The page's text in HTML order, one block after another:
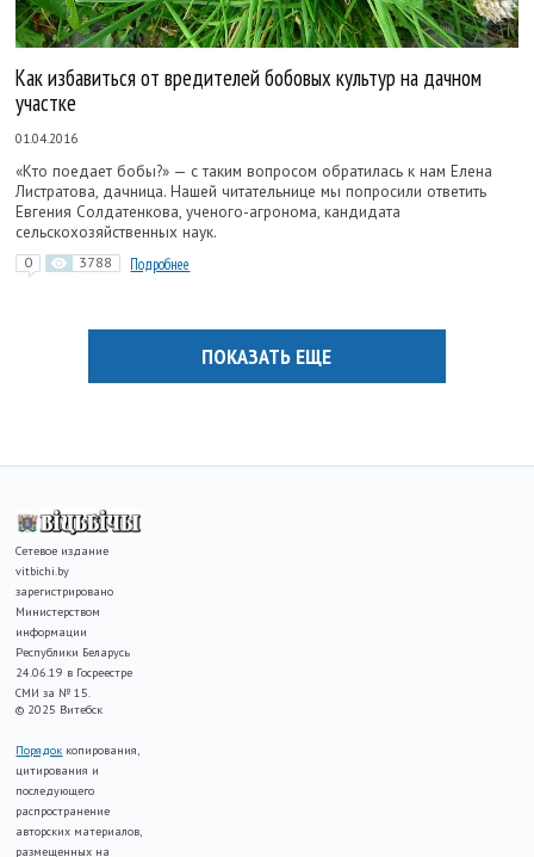
Как избавиться от вредителей бобовых культур на дачном
участке
01.04.2016
«Кто поедает бобы?» — с таким вопросом обратилась к нам Елена
Листратова, дачница. Нашей читательнице мы попросили ответить
Евгения Солдатенкова, ученого-агронома, кандидата
сельскохозяйственных наук.
0 3788 Подробнее
ПОКАЗАТЬ ЕЩЕ
Сетевое издание
vitbichi.by
зарегистрировано
Министерством
информации
Республики Беларусь
24.06.19 в Госреестре
СМИ за № 15.
© 2025 Витебск
Порядок копирования,
цитирования и
последующего
распространение
авторских материалов,
размещенных на